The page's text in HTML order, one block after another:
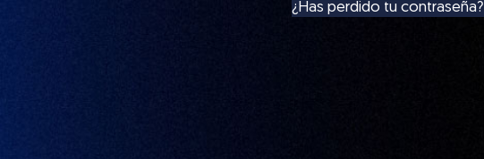
¿Has perdido tu contraseña?